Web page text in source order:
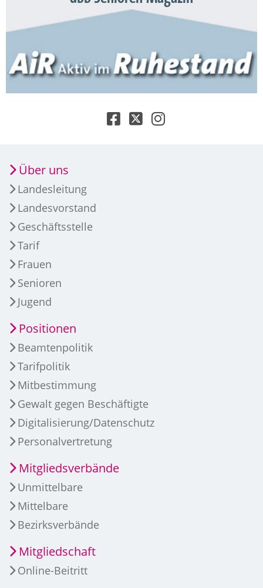
Über uns
Landesleitung
Landesvorstand
Geschäftsstelle
Tarif
Frauen
Senioren
Jugend
Positionen
Beamtenpolitik
Tarifpolitik
Mitbestimmung
Gewalt gegen Beschäftigte
Digitalisierung/Datenschutz
Personalvertretung
Mitgliedsverbände
Unmittelbare
Mittelbare
Bezirksverbände
Mitgliedschaft
Online-Beitritt